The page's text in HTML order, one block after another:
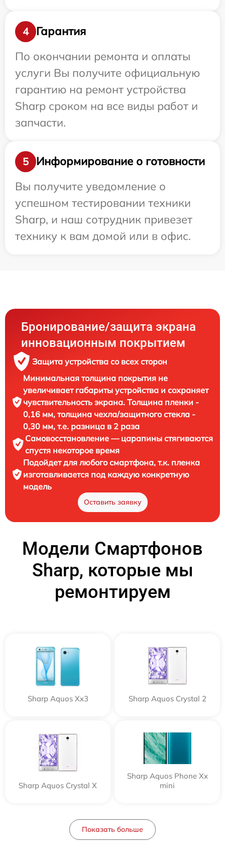
4
Гарантия
По окончании ремонта и оплаты
услуги Вы получите официальную
гарантию на ремонт устройства
Sharp сроком на все виды работ и
запчасти.
5
Информирование о готовности
Вы получите уведомление о
успешном тестировании техники
Sharp, и наш сотрудник привезет
технику к вам домой или в офис.
Бронирование/защита экрана
инновационным покрытием
Защита устройства со всех сторон
Минимальная толщина покрытия не
увеличивает габариты устройства и сохраняет
чувствительность экрана. Толщина пленки -
0,16 мм, толщина чехла/защитного стекла -
0,30 мм, т.е. разница в 2 раза
Самовосстановление — царапины стягиваются
спустя некоторое время
Подойдет для любого смартфона, т.к. пленка
изготавливается под каждую конкретную
модель
Оставить заявку
Модели Смартфонов
Sharp, которые мы
ремонтируем
Sharp Aquos Xx3 Sharp Aquos Crystal 2
Sharp Aquos Crystal X
Sharp Aquos Phone Xx
mini
Показать больше